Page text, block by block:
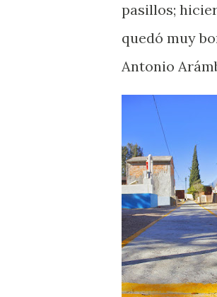
pasillos;
quedó muy
Antonio